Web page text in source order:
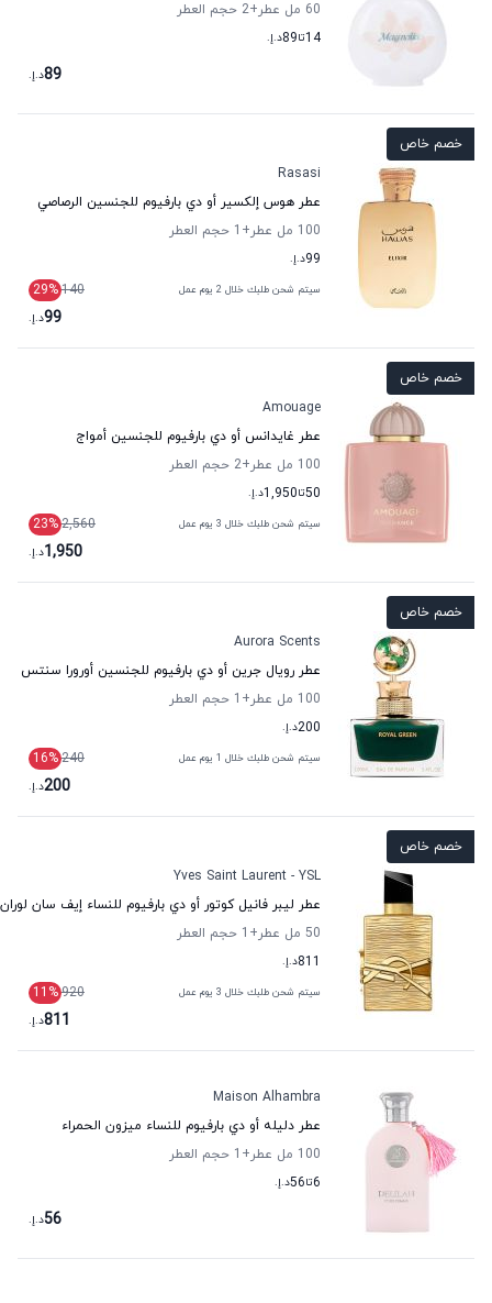
60 مل عطر +2
حجم العطر
14تا89د.إ.
89د.إ.
خصم خاص
Rasasi
عطر هوس إلكسير أو دي بارفيوم للجنسين الرصاصي
100 مل عطر
+1
حجم العطر
99د.إ.
سيتم شحن طلبك خلال 2 يوم عمل 140
29%
99د.إ.
خصم خاص
Amouage
عطر غايدانس أو دي بارفيوم للجنسين أمواج
100 مل عطر
+2
حجم العطر
50تا1,950د.إ.
سيتم شحن طلبك خلال 3 يوم عمل 2,560
23%
1,950د.إ.
خصم خاص
Aurora Scents
عطر رويال جرين أو دي بارفيوم للجنسين أورورا سنتس
100 مل عطر
+1
حجم العطر
200د.إ.
سيتم شحن طلبك خلال 1 يوم عمل 240
16%
200د.إ.
خصم خاص
Yves Saint Laurent - YSL
عطر ليبر فانيل كوتور أو دي بارفيوم للنساء إيف سان لوران
50 مل عطر
+1
حجم العطر
811د.إ.
سيتم شحن طلبك خلال 3 يوم عمل 920
11 %
811د.إ.
Maison Alhambra
عطر دليله أو دي بارفيوم للنساء ميزون الحمراء
100 مل عطر
+1
حجم العطر
6تا56د.إ.
56د.إ.